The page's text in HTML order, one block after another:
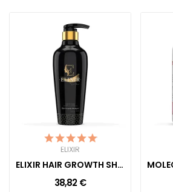
ELIXIR
ELIXIR HAIR GROWTH SHAMPOO
38,82 €